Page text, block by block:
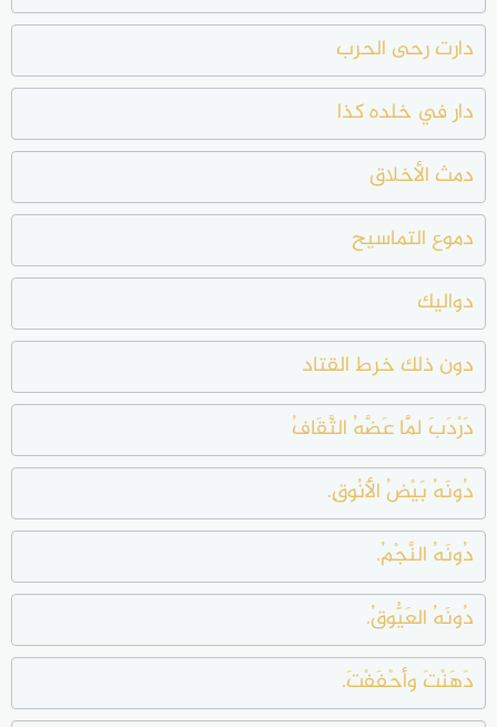
دارت رحى الحرب
دار في خلده كذا
دمث الأخلاق
دموع التماسيح
دواليك
دون ذلك خرط القتاد
دَرْدَبَ لَمَّا عَضَّهُ الثَّقَافُ
دُونَهُ بَيْضُ الأَنُوقِ.
دُونَهُ النَّجْمُ.
دُونَهُ العَيُّوقُ.
دَهَنْتَ وأحْفَفْتَ.